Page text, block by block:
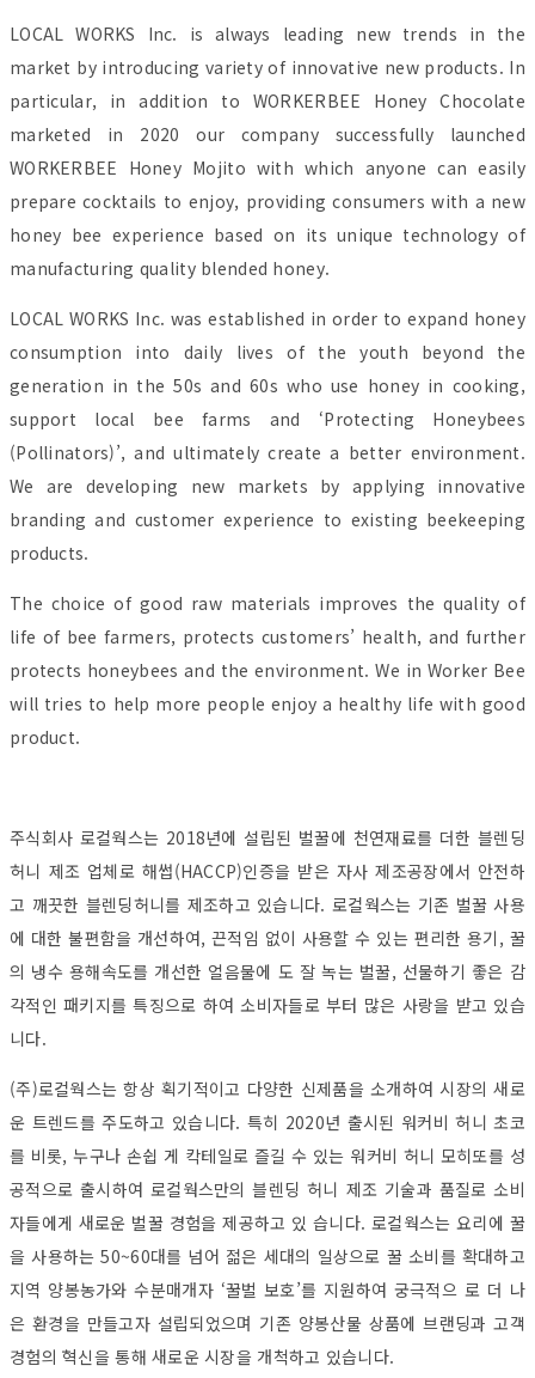
LOCAL WORKS Inc. is always leading new trends in the
market by introducing variety of innovative new products. In
particular, in addition to WORKERBEE Honey Chocolate
marketed in 2020 our company successfully launched
WORKERBEE Honey Mojito with which anyone can easily
prepare cocktails to enjoy, providing consumers with a new
honey bee experience based on its unique technology of
manufacturing quality blended honey.
LOCAL WORKS Inc. was established in order to expand honey
consumption into daily lives of the youth beyond the
generation in the 50s and 60s who use honey in cooking,
support local bee farms and ‘Protecting Honeybees
(Pollinators)’, and ultimately create a better environment.
We are developing new markets by applying innovative
branding and customer experience to existing beekeeping
products.
The choice of good raw materials improves the quality of
life of bee farmers, protects customers’ health, and further
protects honeybees and the environment. We in Worker Bee
will tries to help more people enjoy a healthy life with good
product.
주식회사 로컬웍스는 2018년에 설립된 벌꿀에 천연재료를 더한 블렌딩
허니 제조 업체로 해썹(HACCP)인증을 받은 자사 제조공장에서 안전하
고 깨끗한 블렌딩허니를 제조하고 있습니다. 로컬웍스는 기존 벌꿀 사용
에 대한 불편함을 개선하여, 끈적임 없이 사용할 수 있는 편리한 용기, 꿀
의 냉수 용해속도를 개선한 얼음물에 도 잘 녹는 벌꿀, 선물하기 좋은 감
각적인 패키지를 특징으로 하여 소비자들로 부터 많은 사랑을 받고 있습
니다.
(주)로컬웍스는 항상 획기적이고 다양한 신제품을 소개하여 시장의 새로
운 트렌드를 주도하고 있습니다. 특히 2020년 출시된 워커비 허니 초코
를 비롯, 누구나 손쉽 게 칵테일로 즐길 수 있는 워커비 허니 모히또를 성
공적으로 출시하여 로컬웍스만의 블렌딩 허니 제조 기술과 품질로 소비
자들에게 새로운 벌꿀 경험을 제공하고 있 습니다. 로컬웍스는 요리에 꿀
을 사용하는 50~60대를 넘어 젊은 세대의 일상으로 꿀 소비를 확대하고
지역 양봉농가와 수분매개자 ‘꿀벌 보호’를 지원하여 궁극적으 로 더 나
은 환경을 만들고자 설립되었으며 기존 양봉산물 상품에 브랜딩과 고객
경험의 혁신을 통해 새로운 시장을 개척하고 있습니다.